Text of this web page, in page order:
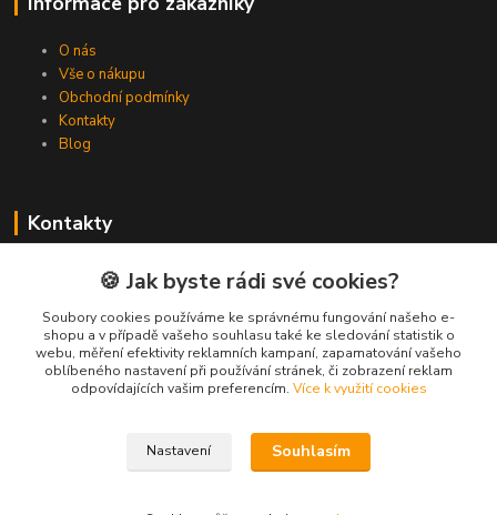
O nás
Vše o nákupu
Obchodní podmínky
Kontakty
Blog
Kontakty
Zákaznická podpora Spojovat.cz
+420 606 036 459
(PO-PÁ, 8-16 hod.)
info@spojovat.cz
🍪 Jak byste rádi své cookies?
Soubory cookies používáme ke správnému fungování našeho e-
shopu a v případě vašeho souhlasu také ke sledování statistik o
webu, měření efektivity reklamních kampaní, zapamatování vašeho
oblíbeného nastavení při používání stránek, či zobrazení reklam
odpovídajících vašim preferencím. Více k využití cookies
Nastavení Souhlasím